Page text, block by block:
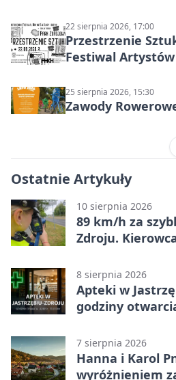
22 sierpnia 2026, 17:00
Przestrzenie
Festiwal
25 sierpnia 2026, 15:30
Zawody
Ostatnie Artykuły
10 sierpnia 2026
89 km/h za
Zdroju.
8 sierpnia 2026
Apteki w
godziny
7 sierpnia 2026
Hanna i Karol
wyróżnieniem